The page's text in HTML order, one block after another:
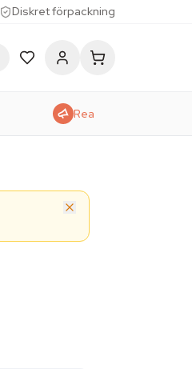
Diskret förpackning
Rea